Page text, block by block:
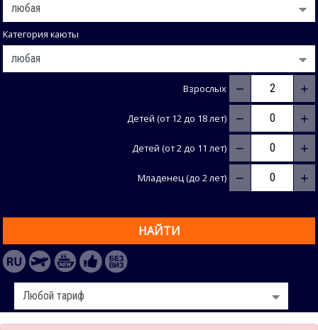
Категория каюты
Взрослых − +
Детей (от 12 до 18 лет) − +
Детей (от 2 до 11 лет) − +
Младенец (до 2 лет) − +
НАЙТИ